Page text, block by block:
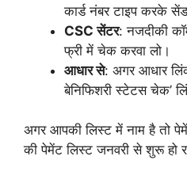
कार्ड नंबर टाइप करके
CSC सेंटर: नजदीकी
फ्री में चेक करवा लो।
आधार से: अगर आधार
बेनिफिशरी स्टेटस चेक’
अगर आपकी लिस्ट में नाम है तो
की पेमेंट लिस्ट जनवरी से शुरू हो